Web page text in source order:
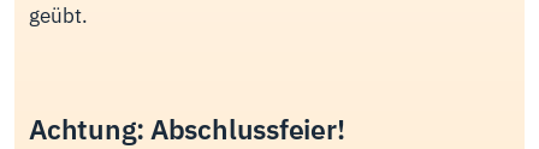
geübt.
Achtung: Abschlussfeier!